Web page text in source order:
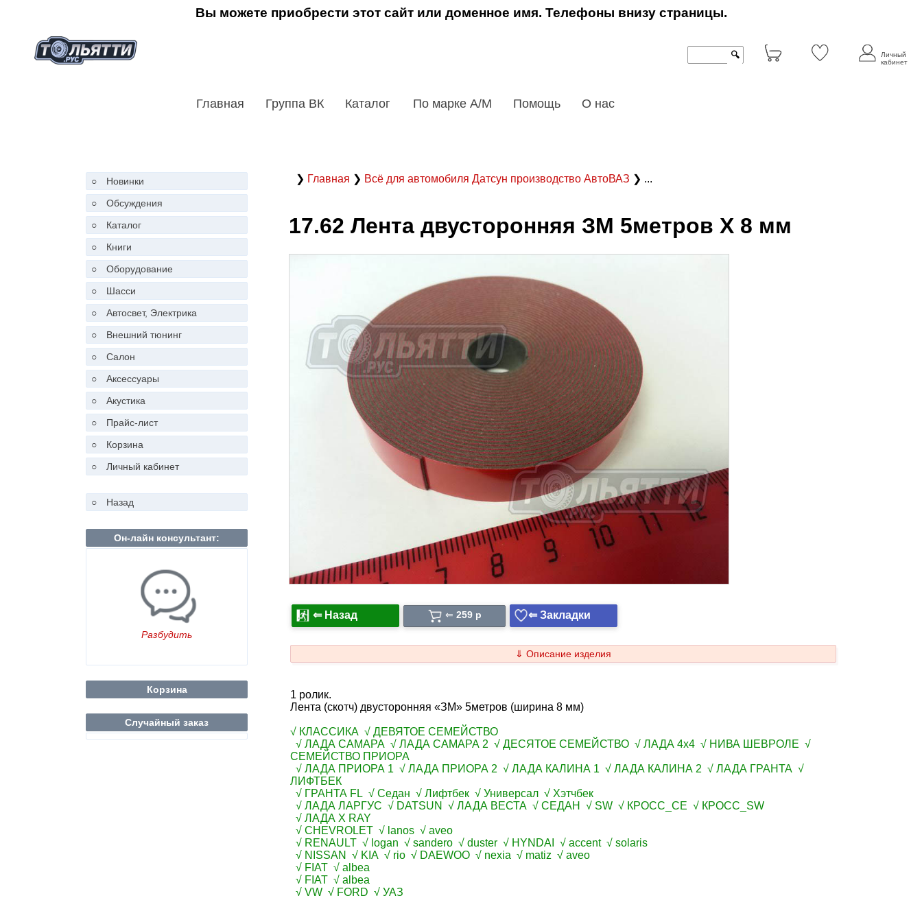
Вы можете приобрести этот сайт или доменное имя. Телефоны внизу страницы.
🔍
Личный
кабинет
Главная Группа ВК Каталог По марке А/М Помощь О нас
○
Новинки
○
Обсуждения
○
Каталог
○
Книги
○
Оборудование
○
Шасси
○
Автосвет, Электрика
○
Внешний тюнинг
○
Салон
○
Аксессуары
○
Акустика
○
Прайс-лист
○
Корзина
○
Личный кабинет
○ Назад
Он-лайн консультант:
Разбудить
Корзина
Случайный заказ
❯ Главная ❯ Всё для автомобиля Датсун производство АвтоВАЗ ❯ ...
17.62 Лента двусторонняя ЗМ 5метров Х 8 мм
⇐ Назад ⇐ 259 p ⇐ Закладки
⇓ Описание изделия
1 ролик.
Лента (скотч) двусторонняя «ЗМ» 5метров (ширина 8 мм)
√ КЛАССИКА √ ДЕВЯТОЕ СЕМЕЙСТВО
√ ЛАДА САМАРА √ ЛАДА САМАРА 2 √ ДЕСЯТОЕ СЕМЕЙСТВО √ ЛАДА 4х4 √ НИВА ШЕВРОЛЕ √
СЕМЕЙСТВО ПРИОРА
√ ЛАДА ПРИОРА 1 √ ЛАДА ПРИОРА 2 √ ЛАДА КАЛИНА 1 √ ЛАДА КАЛИНА 2 √ ЛАДА ГРАНТА √
ЛИФТБЕК
√ ГРАНТА FL √ Седан √ Лифтбек √ Универсал √ Хэтчбек
√ ЛАДА ЛАРГУС √ DATSUN √ ЛАДА ВЕСТА √ СЕДАН √ SW √ КРОСС_СЕ √ КРОСС_SW
√ ЛАДА X RAY
√ CHEVROLET √ lanos √ aveo
√ RENAULT √ logan √ sandero √ duster √ HYNDAI √ accent √ solaris
√ NISSAN √ KIA √ rio √ DAEWOO √ nexia √ matiz √ aveo
√ FIAT √ albea
√ FIAT √ albea
√ VW √ FORD √ УАЗ